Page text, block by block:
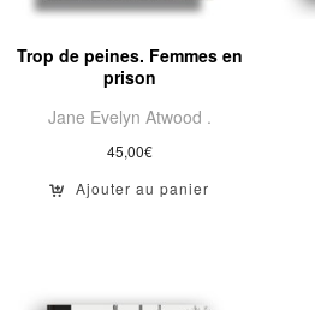
Trop de peines. Femmes en
prison
Jane Evelyn Atwood .
45,00€
Ajouter au panier